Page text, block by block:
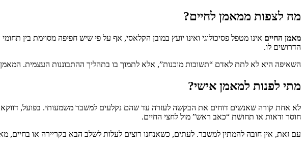
מה לצפות ממאמן לחיים?
מאמן החיים אינו מטפל פסיכולוגי ואינו יועץ במובן הקלאסי, אף על פי שיש חפיפה מסוימת בין
הדרושים לו.
השאיפה היא לא לתת לאדם “תשובות מוכנות”, אלא לתמוך בו בתהליך ההתבוננות העצמית. המאמן
מתי לפנות למאמן אישי?
לא אחת קורה שאנשים דוחים את הבקשה לעזרה עד שהם נקלעים למשבר משמעותי. בפועל, דווקא
חוסר ודאות או תחושת “כאב ראש” מול לחצי החיים.
עם זאת, אין חובה להמתין למשבר. לעתים, כשאנחנו רוצים לעלות לשלב הבא בקריירה או בחיים,